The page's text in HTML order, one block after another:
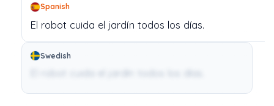
Spanish
El robot cuida el jardín todos los días.
Swedish